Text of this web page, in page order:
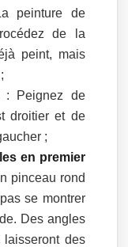
peinture de
de la
peint, mais
: Peignez de
droitier et de
;
en premier
pinceau rond
se montrer
Des angles
des